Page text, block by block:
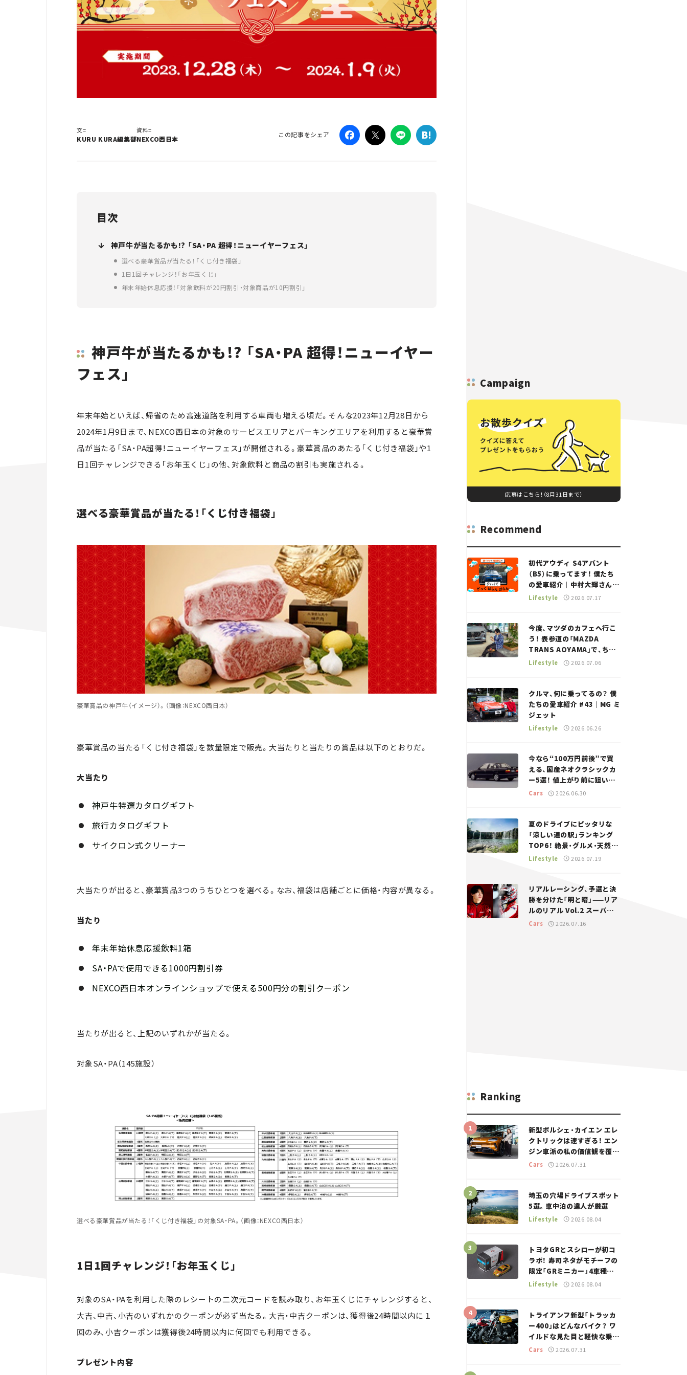
文=
KURU KURA編集部
資料=
NEXCO西日本
この記事をシェア
目次
神戸牛が当たるかも!? 「SA・PA 超得！ニューイヤーフェス」
選べる豪華賞品が当たる！「くじ付き福袋」
1日1回チャレンジ！「お年玉くじ」
年末年始休息応援！「対象飲料が20円割引・対象商品が10円割引」
神戸牛が当たるかも!? 「SA・PA 超得！ニューイヤー
フェス」
年末年始といえば、帰省のため高速道路を利用する車両も増える頃だ。そんな2023年12月28日から
2024年1月9日まで、NEXCO西日本の対象のサービスエリアとパーキングエリアを利用すると豪華賞
品が当たる「SA・PA超得！ニューイヤーフェス」が開催される。豪華賞品のあたる「くじ付き福袋」や1
日1回チャレンジできる「お年玉くじ」の他、対象飲料と商品の割引も実施される。
選べる豪華賞品が当たる！「くじ付き福袋」
豪華賞品の神戸牛（イメージ）。（画像：NEXCO西日本）
豪華賞品の当たる「くじ付き福袋」を数量限定で販売。大当たりと当たりの賞品は以下のとおりだ。
大当たり
神戸牛特選カタログギフト
旅行カタログギフト
サイクロン式クリーナー
大当たりが出ると、豪華賞品3つのうちひとつを選べる。なお、福袋は店舗ごとに価格・内容が異なる。
当たり
年末年始休息応援飲料1箱
SA・PAで使用できる1000円割引券
NEXCO西日本オンラインショップで使える500円分の割引クーポン
当たりが出ると、上記のいずれかが当たる。
対象SA・PA（145施設）
選べる豪華賞品が当たる！「くじ付き福袋」の対象SA・PA。（画像：NEXCO西日本）
1日1回チャレンジ！「お年玉くじ」
対象のSA・PAを利用した際のレシートの二次元コードを読み取り、お年玉くじにチャレンジすると、
大吉、中吉、小吉のいずれかのクーポンが必ず当たる。大吉・中吉クーポンは、獲得後24時間以内に１
回のみ、小吉クーポンは獲得後24時間以内に何回でも利用できる。
プレゼント内容
Campaign
応募はこちら！（8月31日まで）
Recommend
初代アウディ S4アバント
（B5）に乗ってます！ 僕たち
の愛車紹介｜中村大輝さん
——瀬イオナと嶋田智之の
Lifestyle 2026.07.17
今度、マツダのカフェへ行こ
う！ 表参道の「MAZDA
TRANS AOYAMA」で、ちょ
っとひと息。——連載｜CCG
Lifestyle 2026.07.06
クルマ、何に乗ってるの？ 僕
たちの愛車紹介 #43｜MG ミ
ジェット
Lifestyle 2026.06.26
今なら“100万円前後”で買
える、国産ネオクラシックカ
ー5選！ 値上がり前に狙いた
い、中古車探しをお手伝い――ち
Cars 2026.06.30
夏のドライブにピッタリな
「涼しい道の駅」ランキング
TOP6！ 絶景・グルメ・天然ク
ーラーなど、避暑におすすめ
Lifestyle 2026.07.19
リアルレーシング、予選と決
勝を分けた「明と暗」——リア
ルのリアル Vol.2 スーパー
GT 2026開幕戦 岡山国際サ
Cars 2026.07.16
Ranking
新型ポルシェ・カイエン エレ
クトリックは速すぎる！ エン
ジン車派の私の価値観を覆し
た、新しいポルシェの走り。
Cars 2026.07.31
埼玉の穴場ドライブスポット
5選。車中泊の達人が厳選
Lifestyle 2026.08.04
トヨタGRとスシローが初コ
ラボ！ 寿司ネタがモチーフの
限定「GRミニカー」4車種が
登場。入手方法は？【クルマ
Lifestyle 2026.08.04
トライアンフ新型「トラッカ
ー400」はどんなバイク？ ワ
イルドな見た目と軽快な乗り
味を両立した400ccフラット
Cars 2026.07.31